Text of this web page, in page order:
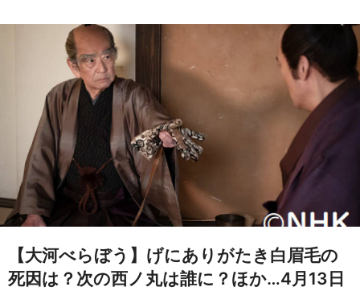
【大河べらぼう】げにありがたき白眉毛の
死因は？次の西ノ丸は誰に？ほか…4月13日